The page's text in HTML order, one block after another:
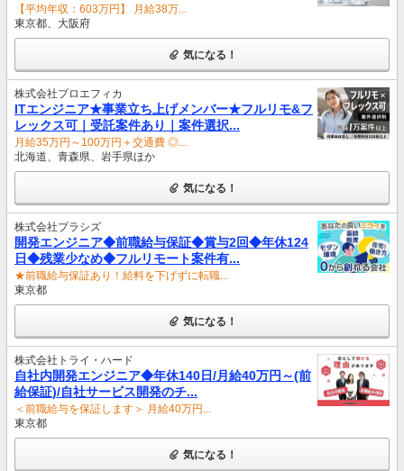
【平均年収：603万円】 月給38万...
東京都、大阪府
気になる！
株式会社プロエフィカ
ITエンジニア★事業立ち上げメンバー★フルリモ&フ
レックス可｜受託案件あり｜案件選択...
月給35万円～100万円＋交通費 ◎...
北海道、青森県、岩手県ほか
気になる！
株式会社プラシズ
開発エンジニア◆前職給与保証◆賞与2回◆年休124
日◆残業少なめ◆フルリモート案件有...
★前職給与保証あり！給料を下げずに転職...
東京都
気になる！
株式会社トライ・ハード
自社内開発エンジニア◆年休140日/月給40万円～(前
給保証)/自社サービス開発のチ...
＜前職給与を保証します＞ 月給40万円...
東京都
気になる！